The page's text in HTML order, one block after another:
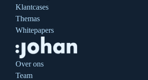
Klantcases
Themas
Whitepapers
Over ons
Team